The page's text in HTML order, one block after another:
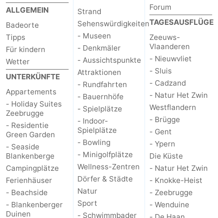
tun
Museen
-
Denkmäler
-
Aussichtspunkte
Attraktionen
-
Rundfahrten
Bauernhöfe
Spielplätze
-
Indoor-
Spielplätze
-
Bowling
Minigolfplätze
Wellness-
ALLGEMEIN
Badeorte
Tipps
Für kindern
Wetter
UNTERKÜNFTE
Appartements
- Holiday Suites
Zeebrugge
- Residentie
Green Garden
- Seaside
Blankenberge
Campingplätze
Ferienhäuser
- Beachside
- Blankenberger
Duinen
Strand
Sehenswürdigkeiten
- Museen
- Denkmäler
- Aussichtspunkte
Attraktionen
- Rundfahrten
- Bauernhöfe
- Spielplätze
- Indoor-
Spielplätze
- Bowling
- Minigolfplätze
Wellness-Zentren
Dörfer & Städte
Natur
Sport
- Schwimmbader
Forum
TAGESAUSFLÜGE
Zeeuws-
Vlaanderen
- Nieuwvliet
- Sluis
- Cadzand
- Natur Het Zwin
Westflandern
- Brügge
- Gent
- Ypern
Die Küste
- Natur Het Zwin
- Knokke-Heist
- Zeebrugge
- Wenduine